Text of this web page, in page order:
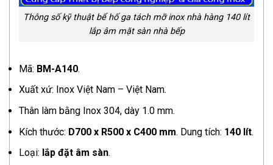
Thông số kỹ thuật bể hố ga tách mỡ inox nhà hàng 140 lít
lắp âm mặt sàn nhà bếp
Mã: BM-A140.
Xuất xứ: Inox Việt Nam – Việt Nam.
Thân làm bằng Inox 304, dày 1.0 mm.
Kích thước: D700 x R500 x C400 mm. Dung tích: 140 lít.
Loại: lắp đặt âm sàn.